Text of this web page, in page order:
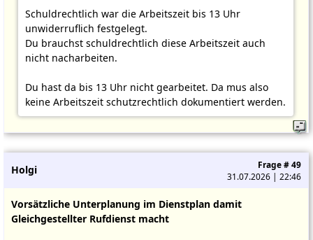
Schuldrechtlich war die Arbeitszeit bis 13 Uhr
unwiderruflich festgelegt.
Du brauchst schuldrechtlich diese Arbeitszeit auch
nicht nacharbeiten.
Du hast da bis 13 Uhr nicht gearbeitet. Da mus also
keine Arbeitszeit schutzrechtlich dokumentiert werden.
Holgi
Frage # 49
31.07.2026 | 22:46
Vorsätzliche Unterplanung im Dienstplan damit
Gleichgestellter Rufdienst macht